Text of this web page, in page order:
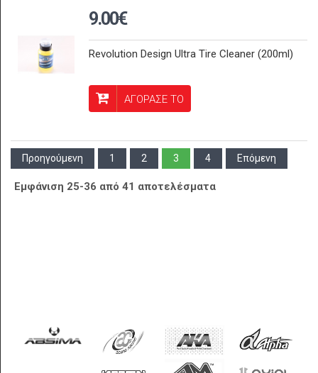
9.00€
Revolution Design Ultra Tire Cleaner (200ml)
ΑΓΟΡΑΣΕ ΤΟ
Προηγούμενη 1 2 3 4 Επόμενη
Εμφάνιση 25-36 από 41 αποτελέσματα